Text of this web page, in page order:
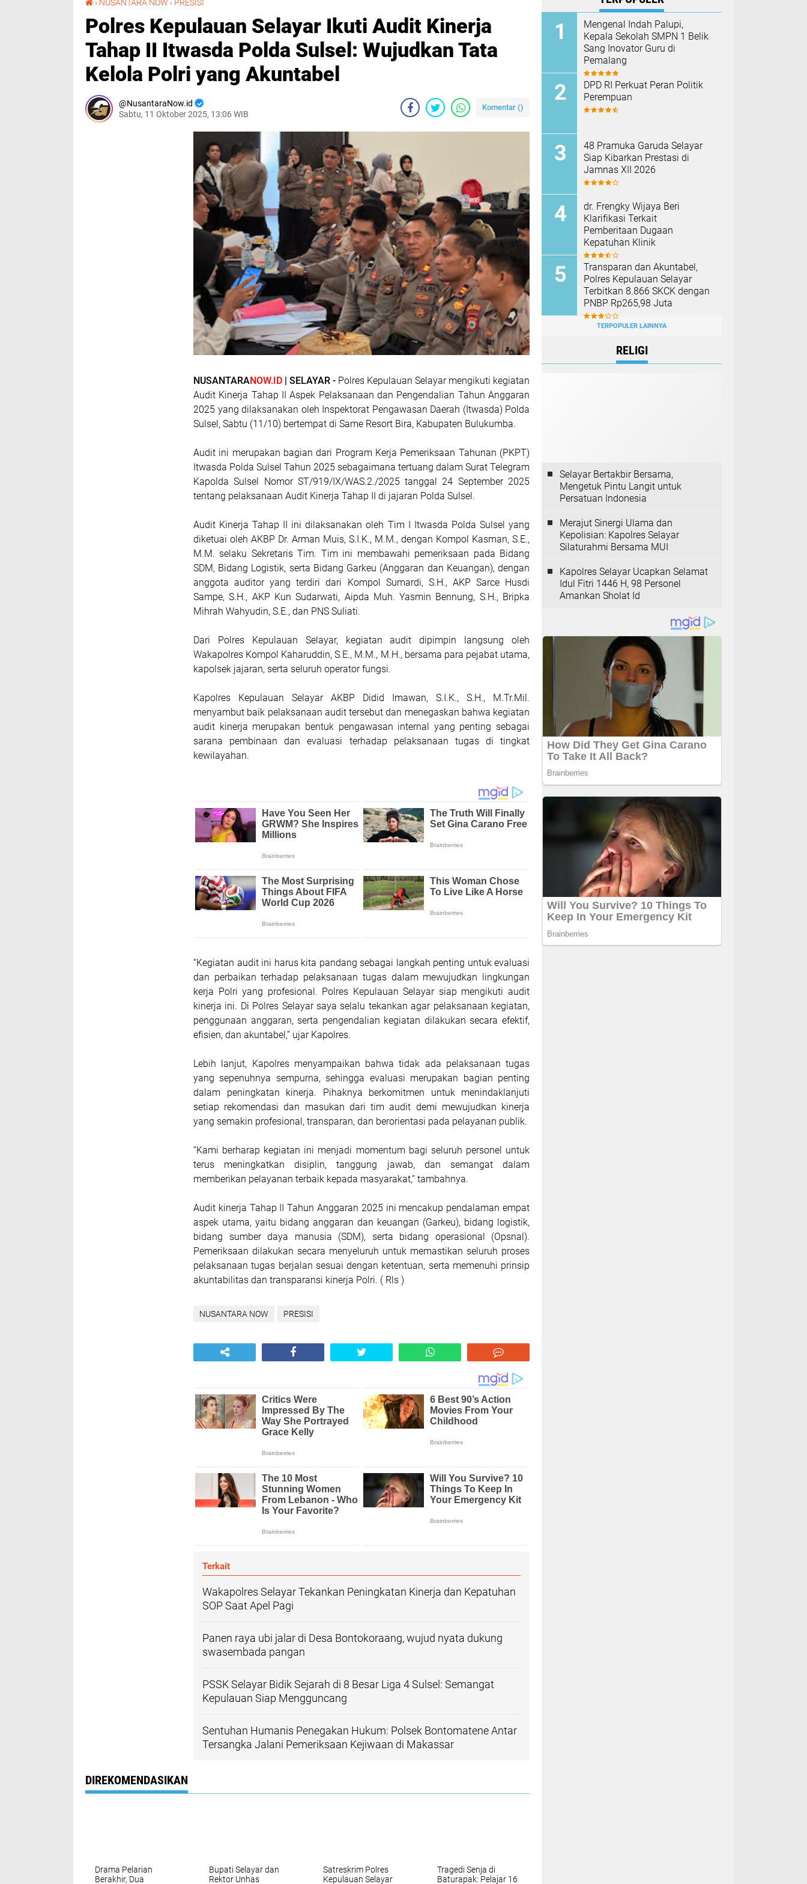
› NUSANTARA NOW › PRESISI
Polres Kepulauan Selayar Ikuti Audit Kinerja
Tahap II Itwasda Polda Sulsel: Wujudkan Tata
Kelola Polri yang Akuntabel
NusantaraNow.id
Sabtu, 11 Oktober 2025, 13:06 WIB
Komentar ()
NUSANTARANOW.ID | SELAYAR - Polres Kepulauan Selayar mengikuti kegiatan
Audit Kinerja Tahap II Aspek Pelaksanaan dan Pengendalian Tahun Anggaran
2025 yang dilaksanakan oleh Inspektorat Pengawasan Daerah (Itwasda) Polda
Sulsel, Sabtu (11/10) bertempat di Same Resort Bira, Kabupaten Bulukumba.
Audit ini merupakan bagian dari Program Kerja Pemeriksaan Tahunan (PKPT)
Itwasda Polda Sulsel Tahun 2025 sebagaimana tertuang dalam Surat Telegram
Kapolda Sulsel Nomor ST/919/IX/WAS.2./2025 tanggal 24 September 2025
tentang pelaksanaan Audit Kinerja Tahap II di jajaran Polda Sulsel.
Audit Kinerja Tahap II ini dilaksanakan oleh Tim I Itwasda Polda Sulsel yang
diketuai oleh AKBP Dr. Arman Muis, S.I.K., M.M., dengan Kompol Kasman, S.E.,
M.M. selaku Sekretaris Tim. Tim ini membawahi pemeriksaan pada Bidang
SDM, Bidang Logistik, serta Bidang Garkeu (Anggaran dan Keuangan), dengan
anggota auditor yang terdiri dari Kompol Sumardi, S.H., AKP Sarce Husdi
Sampe, S.H., AKP Kun Sudarwati, Aipda Muh. Yasmin Bennung, S.H., Bripka
Mihrah Wahyudin, S.E., dan PNS Suliati.
Dari Polres Kepulauan Selayar, kegiatan audit dipimpin langsung oleh
Wakapolres Kompol Kaharuddin, S.E., M.M., M.H., bersama para pejabat utama,
kapolsek jajaran, serta seluruh operator fungsi.
Kapolres Kepulauan Selayar AKBP Didid Imawan, S.I.K., S.H., M.Tr.Mil.
menyambut baik pelaksanaan audit tersebut dan menegaskan bahwa kegiatan
audit kinerja merupakan bentuk pengawasan internal yang penting sebagai
sarana pembinaan dan evaluasi terhadap pelaksanaan tugas di tingkat
kewilayahan.
“Kegiatan audit ini harus kita pandang sebagai langkah penting untuk evaluasi
dan perbaikan terhadap pelaksanaan tugas dalam mewujudkan lingkungan
kerja Polri yang profesional. Polres Kepulauan Selayar siap mengikuti audit
kinerja ini. Di Polres Selayar saya selalu tekankan agar pelaksanaan kegiatan,
penggunaan anggaran, serta pengendalian kegiatan dilakukan secara efektif,
efisien, dan akuntabel,” ujar Kapolres.
Lebih lanjut, Kapolres menyampaikan bahwa tidak ada pelaksanaan tugas
yang sepenuhnya sempurna, sehingga evaluasi merupakan bagian penting
dalam peningkatan kinerja. Pihaknya berkomitmen untuk menindaklanjuti
setiap rekomendasi dan masukan dari tim audit demi mewujudkan kinerja
yang semakin profesional, transparan, dan berorientasi pada pelayanan publik.
“Kami berharap kegiatan ini menjadi momentum bagi seluruh personel untuk
terus meningkatkan disiplin, tanggung jawab, dan semangat dalam
memberikan pelayanan terbaik kepada masyarakat,” tambahnya.
Audit kinerja Tahap II Tahun Anggaran 2025 ini mencakup pendalaman empat
aspek utama, yaitu bidang anggaran dan keuangan (Garkeu), bidang logistik,
bidang sumber daya manusia (SDM), serta bidang operasional (Opsnal).
Pemeriksaan dilakukan secara menyeluruh untuk memastikan seluruh proses
pelaksanaan tugas berjalan sesuai dengan ketentuan, serta memenuhi prinsip
akuntabilitas dan transparansi kinerja Polri. ( Rls )
NUSANTARA NOW PRESISI
Terkait
Wakapolres Selayar Tekankan Peningkatan Kinerja dan Kepatuhan
SOP Saat Apel Pagi
Panen raya ubi jalar di Desa Bontokoraang, wujud nyata dukung
swasembada pangan
PSSK Selayar Bidik Sejarah di 8 Besar Liga 4 Sulsel: Semangat
Kepulauan Siap Mengguncang
Sentuhan Humanis Penegakan Hukum: Polsek Bontomatene Antar
Tersangka Jalani Pemeriksaan Kejiwaan di Makassar
DIREKOMENDASIKAN
Drama Pelarian
Berakhir, Dua
Bupati Selayar dan
Rektor Unhas
Satreskrim Polres
Kepulauan Selayar
Tragedi Senja di
Baturapak: Pelajar 16
Mengenal Indah Palupi,
Kepala Sekolah SMPN 1 Belik
Sang Inovator Guru di
Pemalang
DPD RI Perkuat Peran Politik
Perempuan
48 Pramuka Garuda Selayar
Siap Kibarkan Prestasi di
Jamnas XII 2026
dr. Frengky Wijaya Beri
Klarifikasi Terkait
Pemberitaan Dugaan
Kepatuhan Klinik
Transparan dan Akuntabel,
Polres Kepulauan Selayar
Terbitkan 8.866 SKCK dengan
PNBP Rp265,98 Juta
TERPOPULER LAINNYA
RELIGI
Selayar Bertakbir Bersama,
Mengetuk Pintu Langit untuk
Persatuan Indonesia
Merajut Sinergi Ulama dan
Kepolisian: Kapolres Selayar
Silaturahmi Bersama MUI
Kapolres Selayar Ucapkan Selamat
Idul Fitri 1446 H, 98 Personel
Amankan Sholat Id